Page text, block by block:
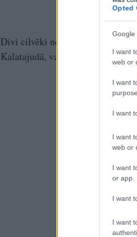
Opted
Google
I want
web or
I want
I want
I want
web or
I want
or app.
I want
I want
Divi cilvēki nosaluši. Viens
Kalatajudā, valsts austrumos,